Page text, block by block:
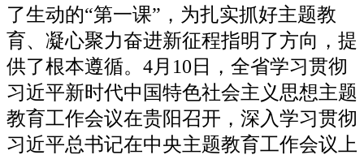
了生动的“第一课”，为扎实抓好主题教
育、凝心聚力奋进新征程指明了方向，提
供了根本遵循。4月10日，全省学习贯彻
习近平新时代中国特色社会主义思想主题
教育工作会议在贵阳召开，深入学习贯彻
习近平总书记在中央主题教育工作会议上